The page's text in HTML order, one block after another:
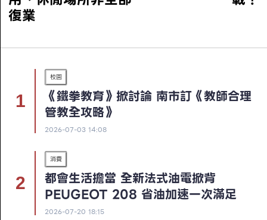
復業
校園
《鐵拳教育》掀討論 南市訂《教師合理
管教全攻略》
2026-07-03 14:08
消費
都會生活擔當 全新法式油電掀背
PEUGEOT 208 省油加速一次滿足
2026-07-20 18:15